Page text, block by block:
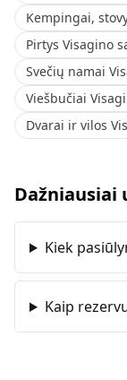
Kempingai,
Pirtys Visagino
Svečių namai
Viešbučiai
Dvarai ir vilos
Dažniausiai
Kiek
Kaip